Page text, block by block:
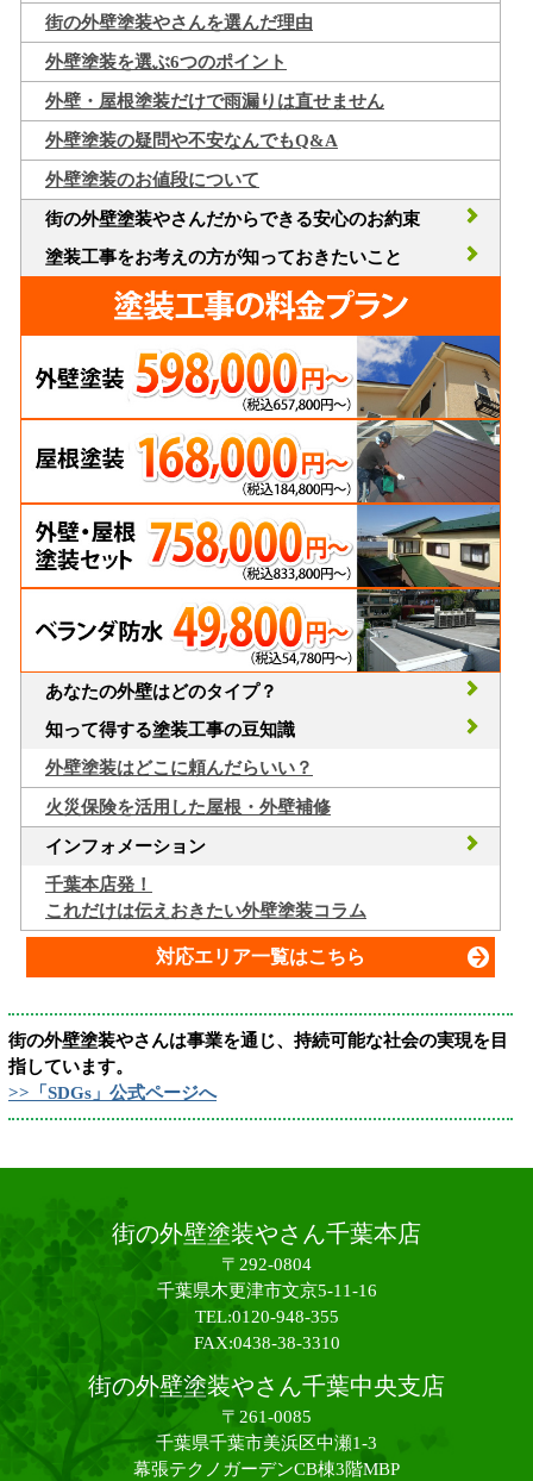
街の外壁塗装やさんを選んだ理由
外壁塗装を選ぶ6つのポイント
外壁・屋根塗装だけで雨漏りは直せません
外壁塗装の疑問や不安なんでもQ&A
外壁塗装のお値段について
街の外壁塗装やさんだからできる安心のお約束
塗装工事をお考えの方が知っておきたいこと
あなたの外壁はどのタイプ？
知って得する塗装工事の豆知識
外壁塗装はどこに頼んだらいい？
火災保険を活用した屋根・外壁補修
インフォメーション
千葉本店発！
これだけは伝えおきたい外壁塗装コラム
対応エリア一覧はこちら
街の外壁塗装やさんは事業を通じ、持続可能な社会の実現を目
指しています。
>>「SDGs」公式ページへ
街の外壁塗装やさん千葉本店
〒292-0804
千葉県木更津市文京5-11-16
TEL:0120-948-355
FAX:0438-38-3310
街の外壁塗装やさん千葉中央支店
〒261-0085
千葉県千葉市美浜区中瀬1-3
幕張テクノガーデンCB棟3階MBP